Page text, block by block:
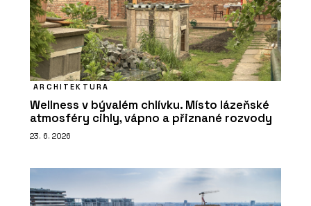
ARCHITEKTURA
Wellness v bývalém chlívku. Místo lázeňské
atmosféry cihly, vápno a přiznané rozvody
23. 6. 2026